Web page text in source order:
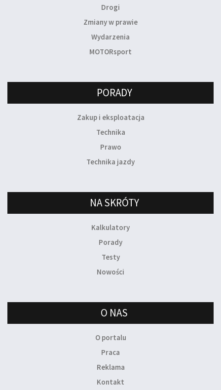
Drogi
Zmiany w prawie
Wydarzenia
MOTORsport
PORADY
Zakup i eksploatacja
Technika
Prawo
Technika jazdy
NA SKRÓTY
Kalkulatory
Porady
Testy
Nowości
O NAS
O portalu
Praca
Reklama
Kontakt